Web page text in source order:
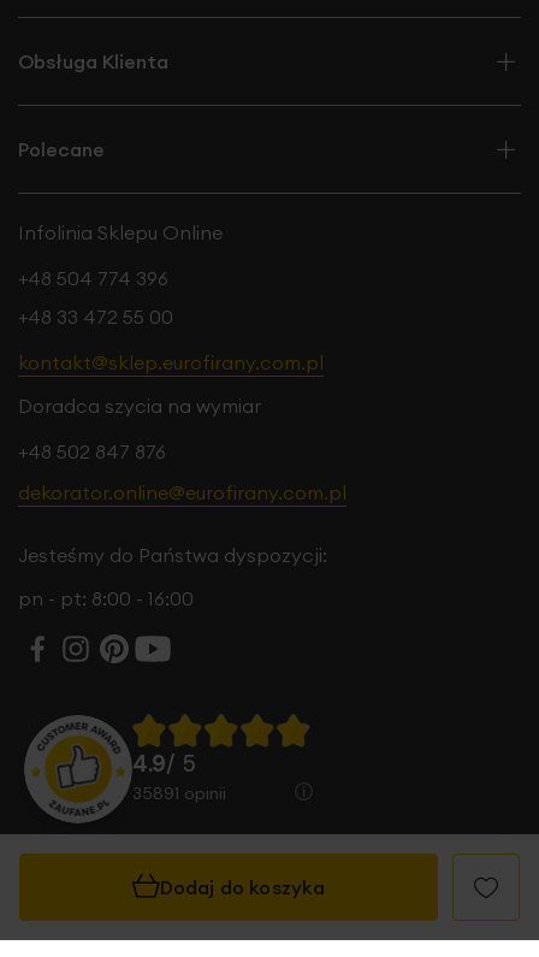
Dodaj do koszyka
Obsługa Klienta
Polecane
Infolinia Sklepu Online
+48 504 774 396
+48 33 472 55 00
kontakt@sklep.eurofirany.com.pl
Doradca szycia na wymiar
+48 502 847 876
dekorator.online@eurofirany.com.pl
Jesteśmy do Państwa dyspozycji:
pn - pt: 8:00 - 16:00
4.9/ 5
35891 opinii
© 2026 Eurofirany B.B. Choczyńscy Sp.J. Wszystkie
prawa zastrzeżone.